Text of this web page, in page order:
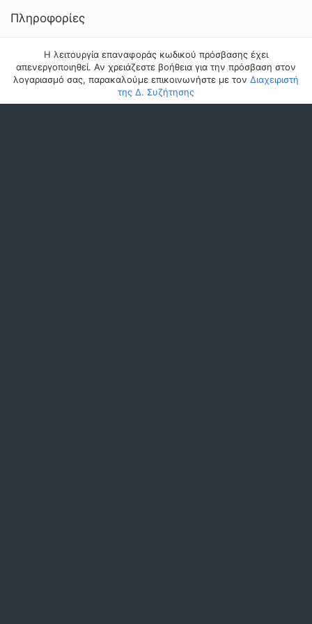
Πληροφορίες
Η λειτουργία επαναφοράς κωδικού πρόσβασης έχει
απενεργοποιηθεί. Αν χρειάζεστε βοήθεια για την πρόσβαση στον
λογαριασμό σας, παρακαλούμε επικοινωνήστε με τον Διαχειριστή
της Δ. Συζήτησης